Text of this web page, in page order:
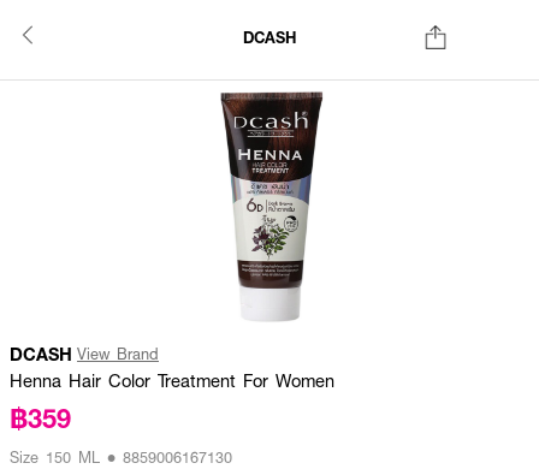
DCASH
DCASH View Brand
Henna Hair Color Treatment For Women
฿359
Size 150 ML • 8859006167130